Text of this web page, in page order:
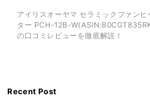
アイリスオーヤマ セラミックファンヒ
ター PCH-12B-
の口コミレビューを徹底解説！
Recent Post